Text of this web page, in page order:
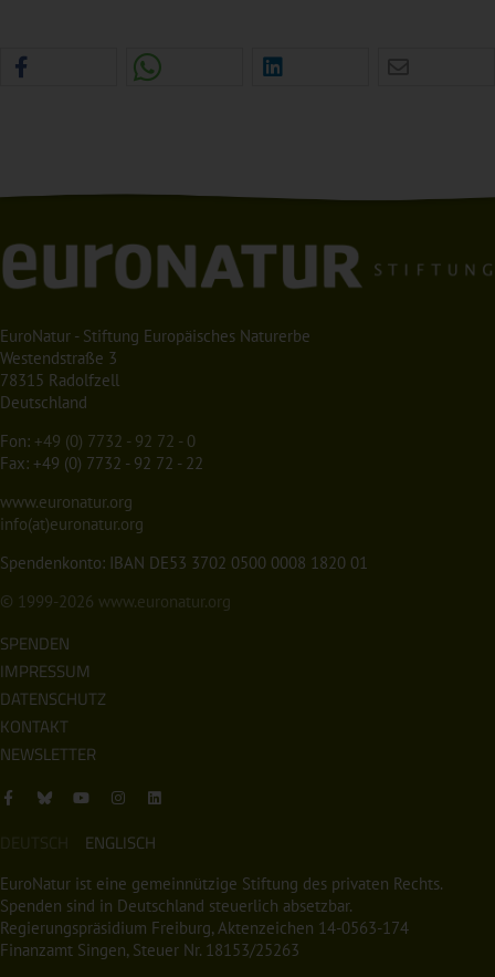
EuroNatur - Stiftung Europäisches Naturerbe
Westendstraße 3
78315 Radolfzell
Deutschland
Fon: +49 (0) 7732 - 92 72 - 0
Fax: +49 (0) 7732 - 92 72 - 22
www.euronatur.org
info(at)euronatur.org
Spendenkonto: IBAN DE53 3702 0500 0008 1820 01
© 1999-2026 www.euronatur.org
SPENDEN
IMPRESSUM
DATENSCHUTZ
KONTAKT
NEWSLETTER
DEUTSCH ENGLISCH
EuroNatur ist eine gemeinnützige Stiftung des privaten Rechts.
Spenden sind in Deutschland steuerlich absetzbar.
Regierungspräsidium Freiburg, Aktenzeichen 14-0563-174
Finanzamt Singen, Steuer Nr. 18153/25263